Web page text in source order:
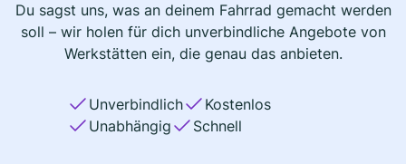
Du sagst uns, was an deinem Fahrrad gemacht werden
soll – wir holen für dich unverbindliche Angebote von
Werkstätten ein, die genau das anbieten.
Unverbindlich
Kostenlos
Unabhängig
Schnell